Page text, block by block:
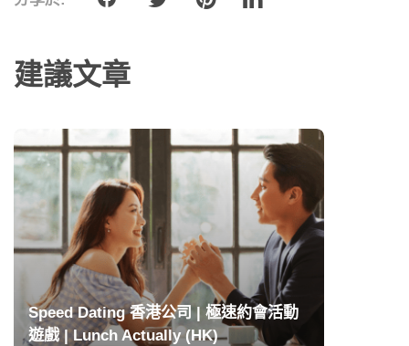
建議文章
Speed Dating 香港公司 | 極速約會活動
遊戲 | Lunch Actually (HK)